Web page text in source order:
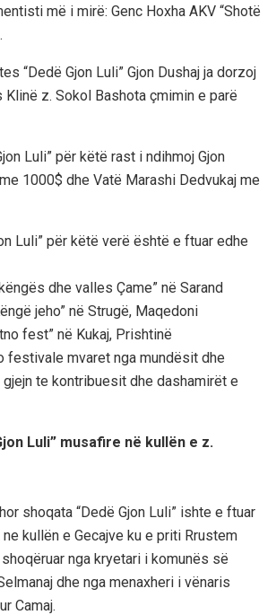
më i mirë: Genc Hoxha AKV “Shotë
“Dedë Gjon Luli” Gjon Dushaj ja dorzoj
z. Sokol Bashota çmimin e parë
Luli” për këtë rast i ndihmoj Gjon
1000$ dhe Vatë Marashi Dedvukaj me
Luli” për këtë verë është e ftuar edhe
dhe valles Çame” në Sarand
jeho” në Strugë, Maqedoni
fest” në Kukaj, Prishtinë
festivale mvaret nga mundësit dhe
te kontribuesit dhe dashamirët e
Luli” musafire në kullën e z.
shoqata “Dedë Gjon Luli” ishte e ftuar
kullën e Gecajve ku e priti Rrustem
nga kryetari i komunës së
dhe nga menaxheri i vënaris
Camaj.